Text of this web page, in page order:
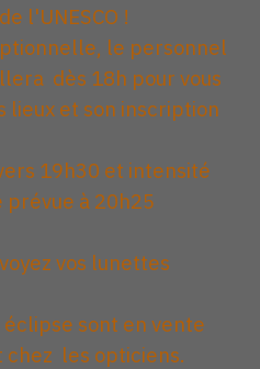
l'UNESCO !
le personnel
dès 18h pour vous
et son inscription
19h30 et intensité
à 20h25
vos lunettes
sont en vente
chez les opticiens.